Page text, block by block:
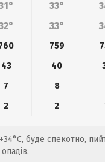
33°
33°
759
43 40
7 8
2 2
буде спекотно,